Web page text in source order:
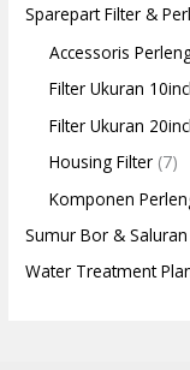
Sparepart Filter &
Accessoris
Filter Ukuran
Filter Ukuran
Housing Filter (7)
Komponen
Sumur Bor &
Water Treatment